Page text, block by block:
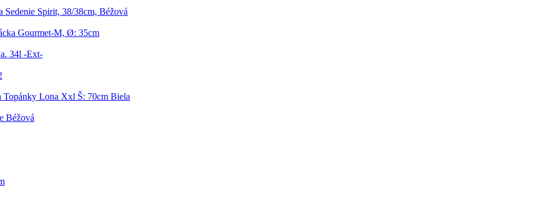
Sedenie Spirit, 38/38cm, Béžová
Gourmet-M, Ø: 35cm
34l -Ext-
Topánky Lona Xxl Š: 70cm Biela
Béžová